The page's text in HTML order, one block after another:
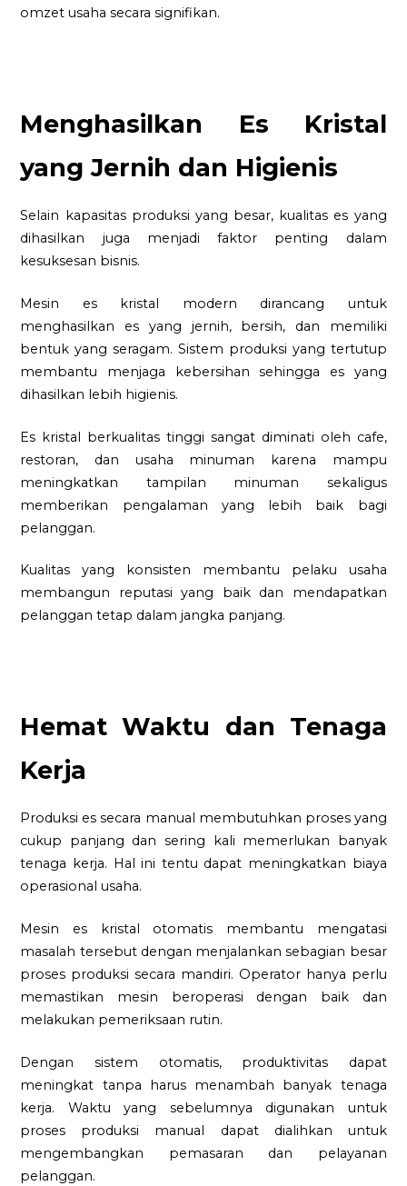
omzet usaha secara signifikan.
Menghasilkan Es Kristal
yang Jernih dan Higienis
Selain kapasitas produksi yang besar, kualitas es yang
dihasilkan juga menjadi faktor penting dalam
kesuksesan bisnis.
Mesin es kristal modern dirancang untuk
menghasilkan es yang jernih, bersih, dan memiliki
bentuk yang seragam. Sistem produksi yang tertutup
membantu menjaga kebersihan sehingga es yang
dihasilkan lebih higienis.
Es kristal berkualitas tinggi sangat diminati oleh cafe,
restoran, dan usaha minuman karena mampu
meningkatkan tampilan minuman sekaligus
memberikan pengalaman yang lebih baik bagi
pelanggan.
Kualitas yang konsisten membantu pelaku usaha
membangun reputasi yang baik dan mendapatkan
pelanggan tetap dalam jangka panjang.
Hemat Waktu dan Tenaga
Kerja
Produksi es secara manual membutuhkan proses yang
cukup panjang dan sering kali memerlukan banyak
tenaga kerja. Hal ini tentu dapat meningkatkan biaya
operasional usaha.
Mesin es kristal otomatis membantu mengatasi
masalah tersebut dengan menjalankan sebagian besar
proses produksi secara mandiri. Operator hanya perlu
memastikan mesin beroperasi dengan baik dan
melakukan pemeriksaan rutin.
Dengan sistem otomatis, produktivitas dapat
meningkat tanpa harus menambah banyak tenaga
kerja. Waktu yang sebelumnya digunakan untuk
proses produksi manual dapat dialihkan untuk
mengembangkan pemasaran dan pelayanan
pelanggan.